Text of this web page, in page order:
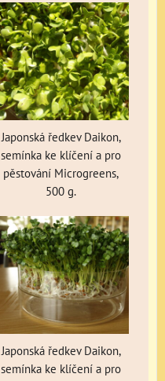
Japonská ředkev Daikon,
semínka ke klíčení a pro
pěstování Microgreens,
500 g.
Japonská ředkev Daikon,
semínka ke klíčení a pro